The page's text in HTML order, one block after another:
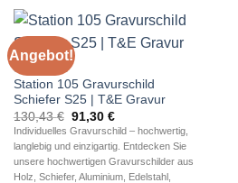
Angebot!
STATIONEN
Station 105 Gravurschild
Schiefer S25 | T&E Gravur
130,43€ Ursprünglicher
Preis
war:
130,43 €
91,30 €Aktueller
Preis
ist:
91,30 €.
Individuelles Gravurschild – hochwertig,
langlebig und einzigartig. Entdecken Sie
unsere hochwertigen Gravurschilder aus
Holz, Schiefer, Aluminium, Edelstahl,